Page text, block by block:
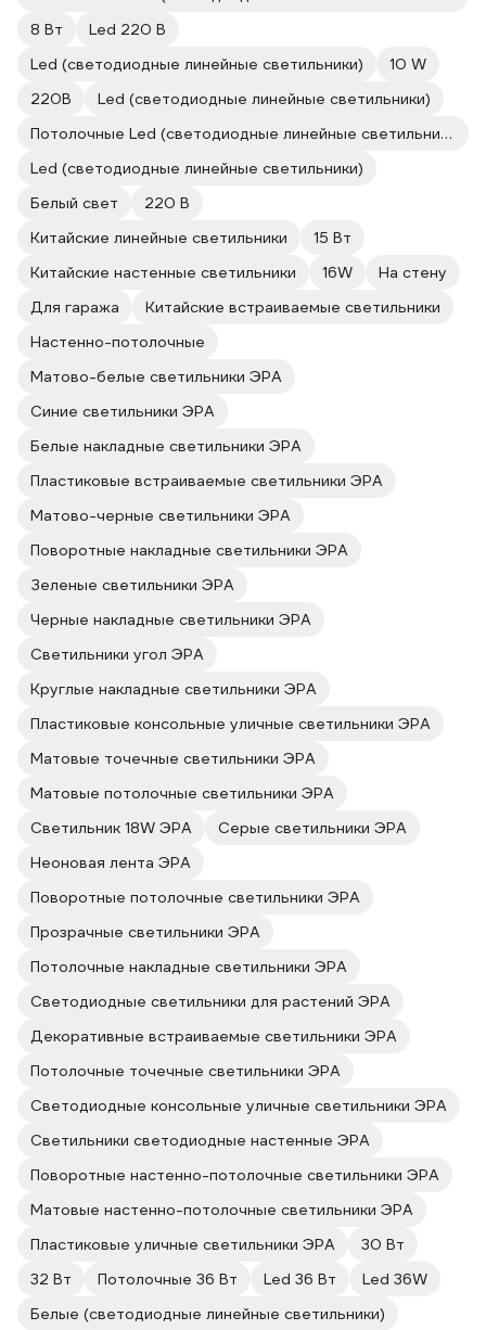
8 Вт
Led 220 В
Led (светодиодные линейные светильники)
10 W
220В
Led (светодиодные линейные светильники)
Потолочные Led (светодиодные линейные светильники)
Led (светодиодные линейные светильники)
Белый свет
220 В
Китайские линейные светильники
15 Вт
Китайские настенные светильники
16W
На стену
Для гаража
Китайские встраиваемые светильники
Настенно-потолочные
Матово-белые светильники ЭРА
Синие светильники ЭРА
Белые накладные светильники ЭРА
Пластиковые встраиваемые светильники ЭРА
Матово-черные светильники ЭРА
Поворотные накладные светильники ЭРА
Зеленые светильники ЭРА
Черные накладные светильники ЭРА
Светильники угол ЭРА
Круглые накладные светильники ЭРА
Пластиковые консольные уличные светильники ЭРА
Матовые точечные светильники ЭРА
Матовые потолочные светильники ЭРА
Светильник 18W ЭРА
Серые светильники ЭРА
Неоновая лента ЭРА
Поворотные потолочные светильники ЭРА
Прозрачные светильники ЭРА
Потолочные накладные светильники ЭРА
Светодиодные светильники для растений ЭРА
Декоративные встраиваемые светильники ЭРА
Потолочные точечные светильники ЭРА
Светодиодные консольные уличные светильники ЭРА
Светильники светодиодные настенные ЭРА
Поворотные настенно-потолочные светильники ЭРА
Матовые настенно-потолочные светильники ЭРА
Пластиковые уличные светильники ЭРА
30 Вт
32 Вт
Потолочные 36 Вт Led 36 Вт
Led 36W
Белые (светодиодные линейные светильники)